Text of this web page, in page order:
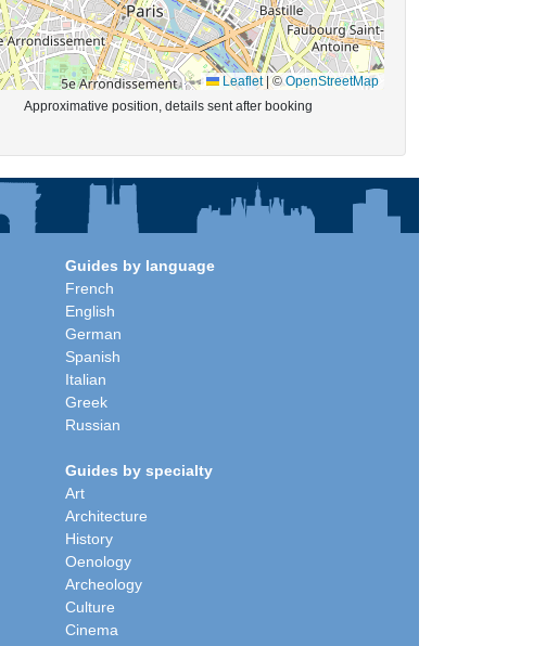
Leaflet |©OpenStreetMap
Approximative position, details sent after booking
Guides by language
French
English
German
Spanish
Italian
Greek
Russian
Guides by specialty
Art
Architecture
History
Oenology
Archeology
Culture
Cinema